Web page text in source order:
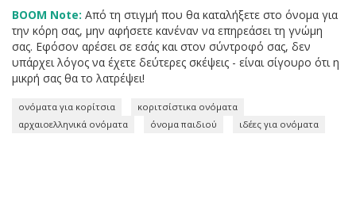
BOOM Note: Από τη στιγμή που θα καταλήξετε στο όνομα για
την κόρη σας, μην αφήσετε κανέναν να επηρεάσει τη γνώμη
σας. Εφόσον αρέσει σε εσάς και στον σύντροφό σας, δεν
υπάρχει λόγος να έχετε δεύτερες σκέψεις - είναι σίγουρο ότι η
μικρή σας θα το λατρέψει!
ονόματα για κορίτσια
κοριτσίστικα ονόματα
αρχαιοελληνικά ονόματα
όνομα παιδιού ιδέες για ονόματα